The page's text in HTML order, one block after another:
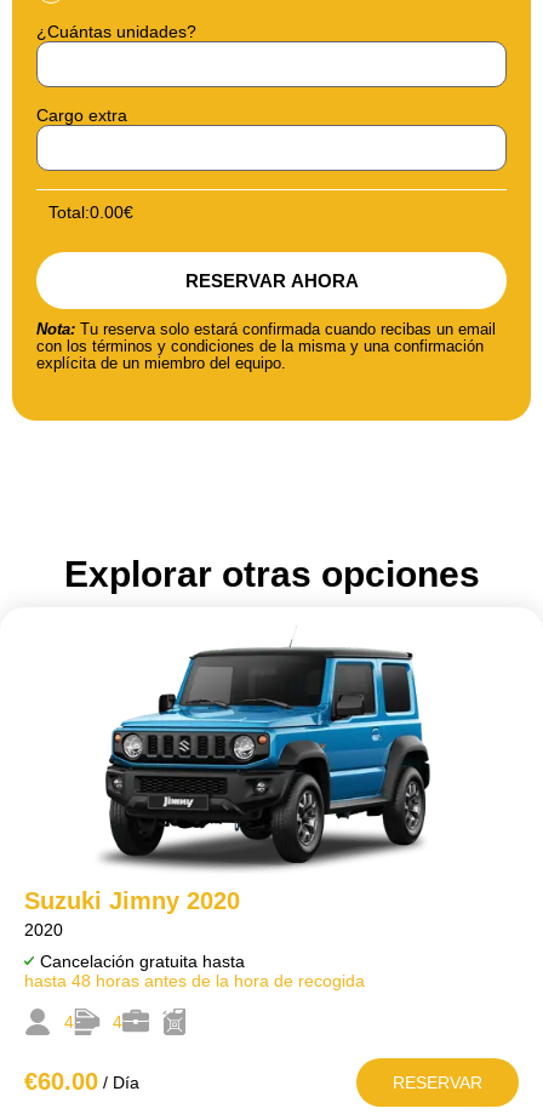
¿Cuántas unidades?
Cargo extra
Total:0.00€
RESERVAR AHORA
Nota: Tu reserva solo estará confirmada cuando recibas un email
con los términos y condiciones de la misma y una confirmación
explícita de un miembro del equipo.
Explorar otras opciones
Suzuki Jimny 2020
2020
Cancelación gratuita hasta
hasta 48 horas antes de la hora de recogida
4 4
€60.00 / Día RESERVAR